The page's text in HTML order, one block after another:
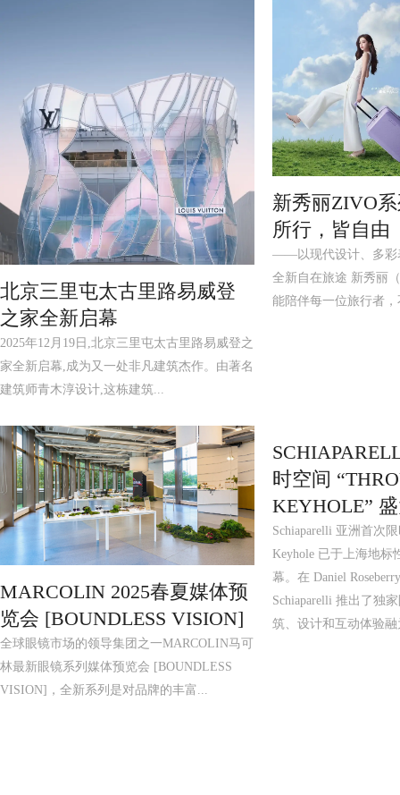
北京三里屯太古里路易威登
之家全新启幕
2025年12月19日,北京三里屯太古里路易威登之
家全新启幕,成为又一处非凡建筑杰作。由著名
建筑师青木淳设计,这栋建筑...
新秀丽ZIVO
所行，皆自由
——以现代设计、多彩
全新自在旅途 新秀丽
能陪伴每一位旅行者
MARCOLIN 2025春夏媒体预
览会 [BOUNDLESS VISION]
全球眼镜市场的领导集团之一MARCOLIN马可
林最新眼镜系列媒体预览会 [BOUNDLESS
VISION]，全新系列是对品牌的丰富...
时空间
KEYHOLE”
Schiaparelli 亚洲首次
Keyhole 已于上海地标
幕。在 Daniel
Schiaparelli 推出了独
筑、设计和互动体验融